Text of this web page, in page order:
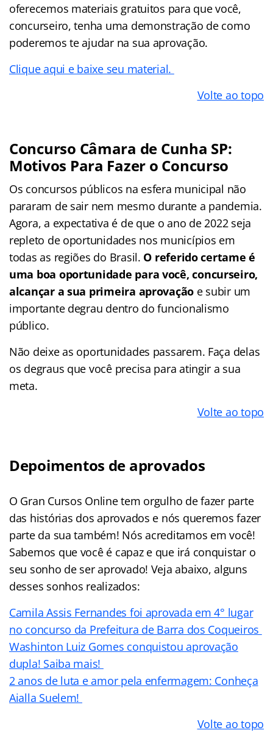
oferecemos materiais gratuitos para que você,
concurseiro, tenha uma demonstração de como
poderemos te ajudar na sua aprovação.
Clique aqui e baixe seu material.
Volte ao topo
Concurso Câmara de Cunha SP:
Motivos Para Fazer o Concurso
Os concursos públicos na esfera municipal não
pararam de sair nem mesmo durante a pandemia.
Agora, a expectativa é de que o ano de 2022 seja
repleto de oportunidades nos municípios em
todas as regiões do Brasil. O referido certame é
uma boa oportunidade para você, concurseiro,
alcançar a sua primeira aprovação e subir um
importante degrau dentro do funcionalismo
público.
Não deixe as oportunidades passarem. Faça delas
os degraus que você precisa para atingir a sua
meta.
Volte ao topo
Depoimentos de aprovados
O Gran Cursos Online tem orgulho de fazer parte
das histórias dos aprovados e nós queremos fazer
parte da sua também! Nós acreditamos em você!
Sabemos que você é capaz e que irá conquistar o
seu sonho de ser aprovado! Veja abaixo, alguns
desses sonhos realizados:
Camila Assis Fernandes foi aprovada em 4° lugar
no concurso da Prefeitura de Barra dos Coqueiros
Washinton Luiz Gomes conquistou aprovação
dupla! Saiba mais!
2 anos de luta e amor pela enfermagem: Conheça
Aialla Suelem!
Volte ao topo